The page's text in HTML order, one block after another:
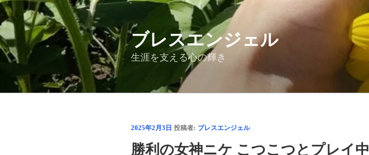
コ
ン
テ
ン
ツ
ス
ブレスエンジェル
生涯を支える心の輝き
投
日:
2025年2月3日 投稿者: ブレスエンジェル
勝利の女神ニケ こつこつとプレイ中